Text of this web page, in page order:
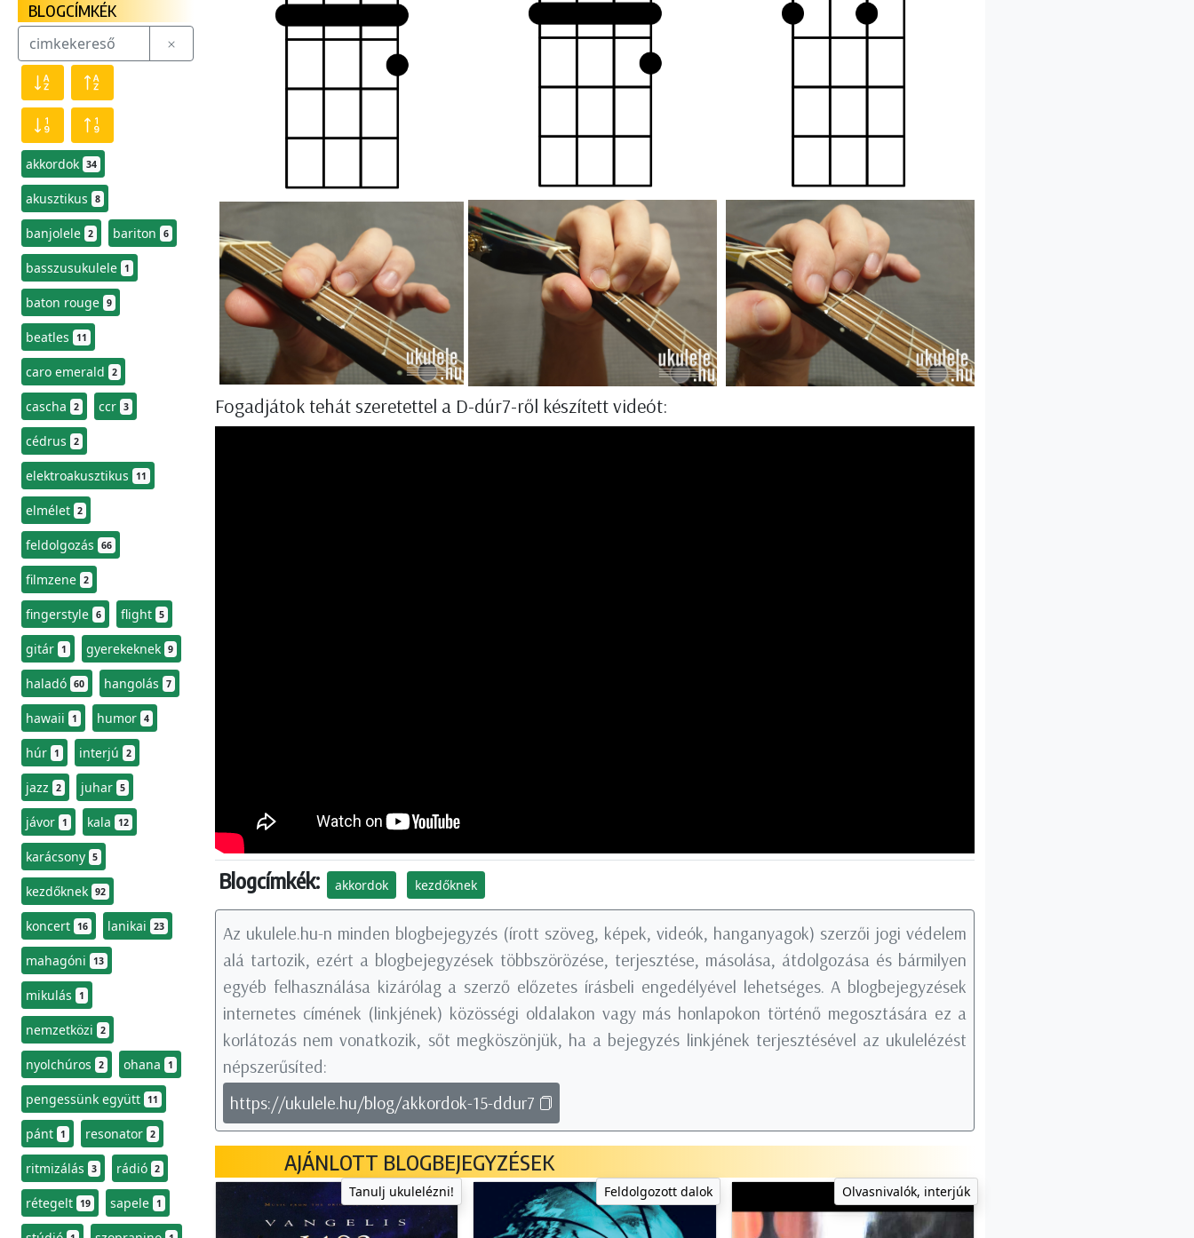
BLOGCÍMKÉK
akkordok 34
akusztikus 8
banjolele 2 bariton 6
basszusukulele 1
baton rouge 9
beatles 11
caro emerald 2
cascha 2 ccr 3
cédrus 2
elektroakusztikus 11
elmélet 2
feldolgozás 66
filmzene 2
fingerstyle 6 flight 5
gitár 1 gyerekeknek 9
haladó 60 hangolás 7
hawaii 1 humor 4
húr 1 interjú 2
jazz 2 juhar 5
jávor 1 kala 12
karácsony 5
kezdőknek 92
koncert 16 lanikai 23
mahagóni 13
mikulás 1
nemzetközi 2
nyolchúros 2 ohana 1
pengessünk együtt 11
pánt 1 resonator 2
ritmizálás 3 rádió 2
rétegelt 19 sapele 1
Fogadjátok tehát szeretettel a D-dúr7-ről készített videót:
Blogcímkék: akkordok kezdőknek
Az ukulele.hu-n minden blogbejegyzés (írott szöveg, képek, videók, hanganyagok) szerzői jogi védelem
alá tartozik, ezért a blogbejegyzések többszörözése, terjesztése, másolása, átdolgozása és bármilyen
egyéb felhasználása kizárólag a szerző előzetes írásbeli engedélyével lehetséges. A blogbejegyzések
internetes címének (linkjének) közösségi oldalakon vagy más honlapokon történő megosztására ez a
korlátozás nem vonatkozik, sőt megköszönjük, ha a bejegyzés linkjének terjesztésével az ukulelézést
népszerűsíted:
https://ukulele.hu/blog/akkordok-15-ddur7
AJÁNLOTT BLOGBEJEGYZÉSEK
Tanulj ukulelézni! Feldolgozott dalok Olvasnivalók, interjúk